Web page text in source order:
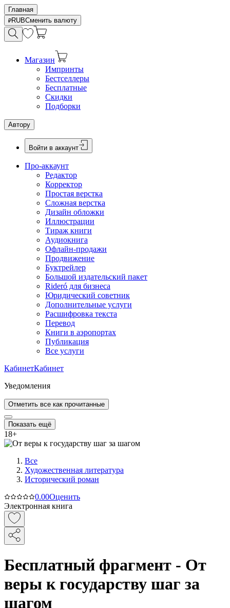
Главная
RUBСменить валюту
Магазин
Импринты
Бестселлеры
Бесплатные
Скидки
Подборки
Автору
Войти в аккаунт
Про-аккаунт
Редактор
Корректор
Простая верстка
Сложная верстка
Дизайн обложки
Иллюстрации
Тираж книги
Аудиокнига
Офлайн-продажи
Продвижение
Буктрейлер
Большой издательский пакет
Rideró для бизнеса
Юридический советник
Дополнительные услуги
Расшифровка текста
Перевод
Книги в аэропортах
Публикация
Все услуги
КабинетКабинет
Уведомления
Отметить все как прочитанные
Показать ещё
18+
Все
Художественная литература
Исторический роман
0.00Оценить
Электронная книга
Бесплатный фрагмент - От
веры к государству шаг за
шагом